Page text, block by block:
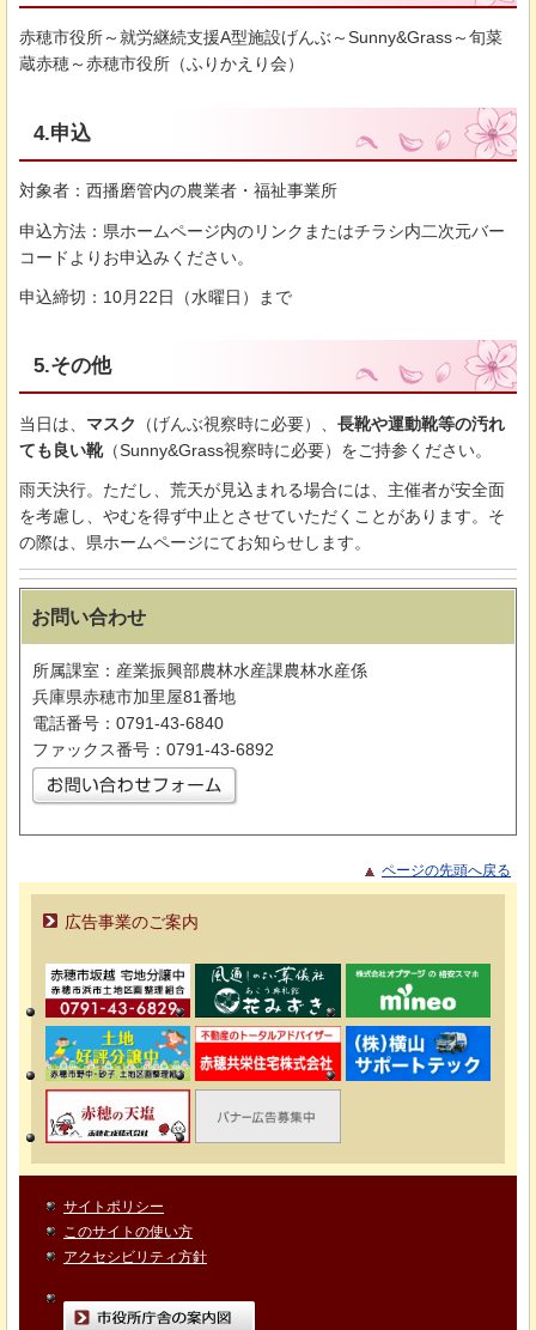
赤穂市役所～就労継続支援A型施設げんぶ～Sunny&Grass～旬菜
蔵赤穂～赤穂市役所（ふりかえり会）
4.申込
対象者：西播磨管内の農業者・福祉事業所
申込方法：県ホームページ内のリンクまたはチラシ内二次元バー
コードよりお申込みください。
申込締切：10月22日（水曜日）まで
5.その他
当日は、 マスク （げんぶ視察時に必要）、 長靴や運動靴等の汚れ
ても良い靴（Sunny&Grass視察時に必要）をご持参ください。
雨天決行。ただし、荒天が見込まれる場合には、主催者が安全面
を考慮し、やむを得ず中止とさせていただくことがあります。そ
の際は、県ホームページにてお知らせします。
お問い合わせ
所属課室：産業振興部農林水産課農林水産係
兵庫県赤穂市加里屋81番地
電話番号：0791-43-6840
ファックス番号：0791-43-6892
ページの先頭へ戻る
広告事業のご案内
サイトポリシー
このサイトの使い方
アクセシビリティ方針
市役所庁舎の案内図